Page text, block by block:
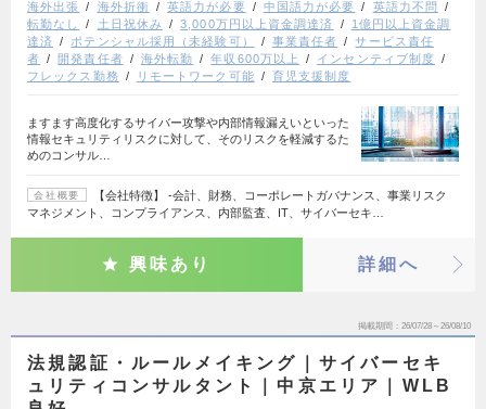
海外出張 海外折衝 英語力が必要 中国語力が必要
英語力不問
転勤なし
土日祝休み 3,000万円以上資金調達済
1億円以上資金調
達済
ポテンシャル採用（未経験可） 事業責任者
サービス責任
者
開発責任者 海外転勤 年収600万以上
インセンティブ制度
フレックス勤務
リモートワーク可能 育児支援制度
ますます高度化するサイバー攻撃や内部情報漏えいといった
情報セキュリティリスクに対して、そのリスクを軽減するた
めのコンサル…
会社概要
【会社特徴】 ‐会計、財務、コーポレートガバナンス、事業リスク
マネジメント、コンプライアンス、内部監査、IT、サイバーセキ…
興味あり 詳細へ
掲載期間 26/07/28～26/08/10
法規認証・ルールメイキング｜サイバーセキ
ュリティコンサルタント｜中京エリア｜WLB